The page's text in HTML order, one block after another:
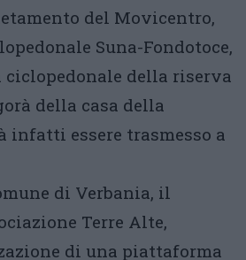
del Movicentro,
Suna-Fondotoce,
della riserva
della casa della
infatti essere trasmesso a
di Verbania, il
Terre Alte,
di una piattaforma